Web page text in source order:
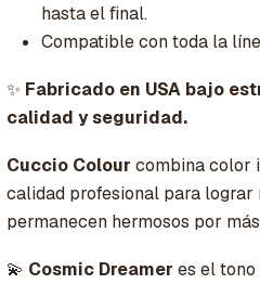
hasta el final.
Compatible con toda la
✨ Fabricado en USA bajo
calidad y seguridad.
Cuccio Colour combina color
calidad profesional para
permanecen hermosos por
💫 Cosmic Dreamer es el